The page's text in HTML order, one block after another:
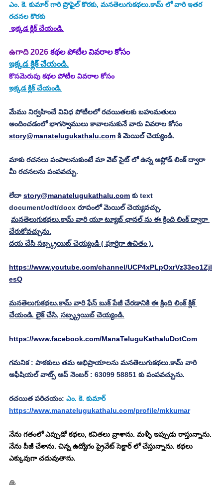
ఎం. కె. కుమార్ గారి ప్రొఫైల్ కొరకు, మనతెలుగుకథలు.కామ్ లో వారి ఇతర
రచనల కొరకు
ఇక్కడ క్లిక్ చేయండి.
ఉగాది 2026 కథల పోటీల వివరాల కోసం
ఇక్కడ క్లిక్ చేయండి.
కొసమెరుపు కథల పోటీల వివరాల కోసం
ఇక్కడ క్లిక్ చేయండి.
మేము నిర్వహించే వివిధ పోటీలలో రచయితలకు బహుమతులు
అందించడంలో భాగస్వాములు కావాలనుకునే వారు వివరాల కోసం
story@manatelugukathalu.com కి మెయిల్ చెయ్యండి.
మాకు రచనలు పంపాలనుకుంటే మా వెబ్ సైట్ లో ఉన్న అప్లోడ్ లింక్ ద్వారా
మీ రచనలను పంపవచ్చు.
లేదా story@manatelugukathalu.com కు text
document/odt/docx రూపంలో మెయిల్ చెయ్యవచ్చు.
మనతెలుగుకథలు.కామ్ వారి యూ ట్యూబ్ ఛానల్ ను ఈ క్రింది లింక్ ద్వారా
చేరుకోవచ్చును.
దయ చేసి సబ్స్క్రయిబ్ చెయ్యండి ( పూర్తిగా ఉచితం ).
https://www.youtube.com/channel/UCP4xPLpOxrVz33eo1Zjl
esQ
మనతెలుగుకథలు.కామ్ వారి ఫేస్ బుక్ పేజీ చేరడానికి ఈ క్రింది లింక్ క్లిక్
చేయండి. లైక్ చేసి, సబ్స్క్రయిబ్ చెయ్యండి.
https://www.facebook.com/ManaTeluguKathaluDotCom
గమనిక : పాఠకులు తమ అభిప్రాయాలను మనతెలుగుకథలు.కామ్ వారి
అఫీషియల్ వాట్స్ అప్ నెంబర్ : 63099 58851 కు పంపవచ్చును.
రచయిత పరిచయం: ఎం. కె. కుమార్
https://www.manatelugukathalu.com/profile/mkkumar
నేను గతంలో ఎప్పుడో కథలు, కవితలు వ్రాశాను. మళ్ళీ ఇప్పుడు రాస్తున్నాను.
నేను పీజీ చేశాను. చిన్న ఉద్యోగం ప్రైవేట్ సెక్టార్ లో చేస్తున్నాను. కథలు
ఎక్కువుగా చదువుతాను.
🙏